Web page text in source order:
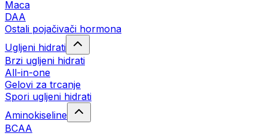
Maca
DAA
Ostali pojačivači hormona
Ugljeni hidrati
Brzi ugljeni hidrati
All-in-one
Gelovi za trcanje
Spori ugljeni hidrati
Aminokiseline
BCAA